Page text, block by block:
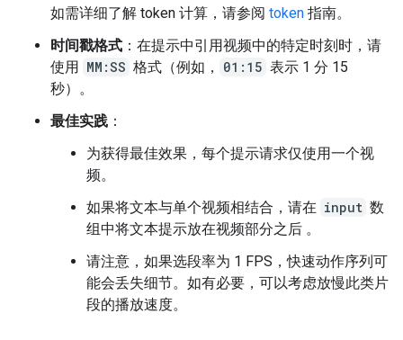
如需详细了解 token 计算，请参阅 token 指南。
时间戳格式 ：在提示中引用视频中的特定时刻时，请
使用 MM:SS 格式（例如， 01:15 表示 1 分 15
秒）。
最佳实践 ：
为获得最佳效果，每个提示请求仅使用一个视
频。
如果将文本与单个视频相结合，请在 input 数
组中将文本提示放在视频部分之后 。
请注意，如果选段率为 1 FPS，快速动作序列可
能会丢失细节。如有必要，可以考虑放慢此类片
段的播放速度。